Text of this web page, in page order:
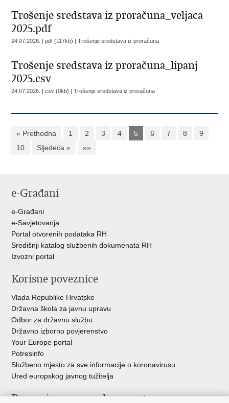
Trošenje sredstava iz proračuna_veljaca
2025.pdf
24.07.2026. | pdf (117kb) |Trošenje sredstava iz proračuna
Trošenje sredstava iz proračuna_lipanj
2025.csv
24.07.2026. | csv (0kb) |Trošenje sredstava iz proračuna
« Prethodna 1 2 3 4 5 6 7 8
9
10
Sljedeća » »»
e-Građani
e-Građani
e-Savjetovanja
Portal otvorenih podataka RH
Središnji katalog službenih dokumenata RH
Izvozni portal
Korisne poveznice
Vlada Republike Hrvatske
Državna škola za javnu upravu
Odbor za državnu službu
Državno izborno povjerenstvo
Your Europe portal
Potresinfo
Službeno mjesto za sve informacije o koronavirusu
Ured europskog javnog tužitelja
Poveznice pravosudnog sustava